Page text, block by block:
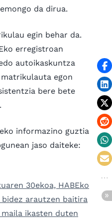
da dirua.
egin behar da.
erregistroan
autoikaskuntza
egon
bere bete
informazino guztia
jaso daiteke:
30ekoa, HABEko
bidez arautzen baitira
ikasten duten